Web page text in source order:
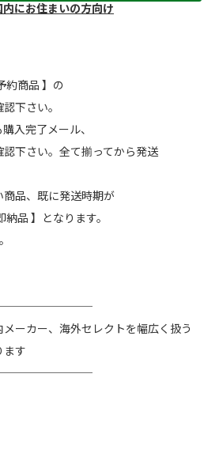
内にお住まいの方向け
約商品 】の
下さい。
入完了メール、
下さい。全て揃ってから発送
品、既に発送時期が
品 】となります。
ーカー、海外セレクトを幅広く扱う
ます